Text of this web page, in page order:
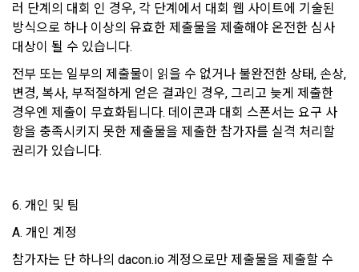
2. “회사”는 이용계약과 서비스의 원활한 이행을 위하여 “개인회
원” 및 “인재회원”이 “서비스”를 이용하며 제공·생산한 정보를
수집할 수 있다.
3. “개인회원” 및 “인재회원”은 언제든지 원하는 경우에 서비스
에 제공한 개인정보의 수집과 이용에 대한 동의를 철회할 수 있
다. 다만 그 경우에는 일정 부분 서비스의 이용이 제한될 수 있
다.
1. "회사"는 제2조 제2항에서 정한 서비스를 제공하며 그 예시
가. 대회
나. 교육
4) 오프라인에서 진행되는 이벤트, 세미나, 시상식 등에서 서면
을 통해 개인정보가 수집
5) 데이콘과 제휴한 외부 기업이나 단체로부터 개인정보를 제공
받을 수 있으며, 이러한 경우에는 정보통신망법에 따라 제휴사
에서 이용자에게 개인정보 제공 동의 등을 받은 후에 데이콘에
제공합니다.
에서 자동으로 생성되어 수집될 수 있습니다.
4. 수집한 개인정보의 이용
러 단계의 대회 인 경우, 각 단계에서 대회 웹 사이트에 기술된
방식으로 하나 이상의 유효한 제출물을 제출해야 온전한 심사
대상이 될 수 있습니다.
전부 또는 일부의 제출물이 읽을 수 없거나 불완전한 상태, 손상,
변경, 복사, 부적절하게 얻은 결과인 경우, 그리고 늦게 제출한
경우엔 제출이 무효화됩니다. 데이콘과 대회 스폰서는 요구 사
항을 충족시키지 못한 제출물을 제출한 참가자를 실격 처리할
권리가 있습니다.
6. 개인 및 팀
A. 개인 계정
참가자는 단 하나의 dacon.io 계정으로만 제출물을 제출할 수